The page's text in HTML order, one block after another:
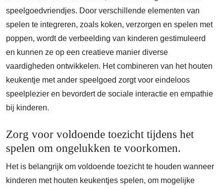
speelgoedvriendjes. Door verschillende elementen van
spelen te integreren, zoals koken, verzorgen en spelen met
poppen, wordt de verbeelding van kinderen gestimuleerd
en kunnen ze op een creatieve manier diverse
vaardigheden ontwikkelen. Het combineren van het houten
keukentje met ander speelgoed zorgt voor eindeloos
speelplezier en bevordert de sociale interactie en empathie
bij kinderen.
Zorg voor voldoende toezicht tijdens het
spelen om ongelukken te voorkomen.
Het is belangrijk om voldoende toezicht te houden wanneer
kinderen met houten keukentjes spelen, om mogelijke